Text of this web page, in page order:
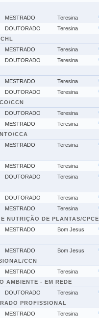
MESTRADO
Teresina
DOUTORADO
Teresina
MESTRADO
Teresina
DOUTORADO
Teresina
MESTRADO
Teresina
DOUTORADO
Teresina
CCN
DOUTORADO
Teresina
MESTRADO
Teresina
CCA
MESTRADO
Teresina
MESTRADO
Teresina
DOUTORADO
Teresina
DOUTORADO
Teresina
MESTRADO
Teresina
NUTRIÇÃO DE PLANTAS/CPCE
MESTRADO
Bom Jesus
MESTRADO
Bom Jesus
CCN
MESTRADO
Teresina
AMBIENTE - EM REDE
DOUTORADO
Teresina
PROFISSIONAL
MESTRADO
Teresina